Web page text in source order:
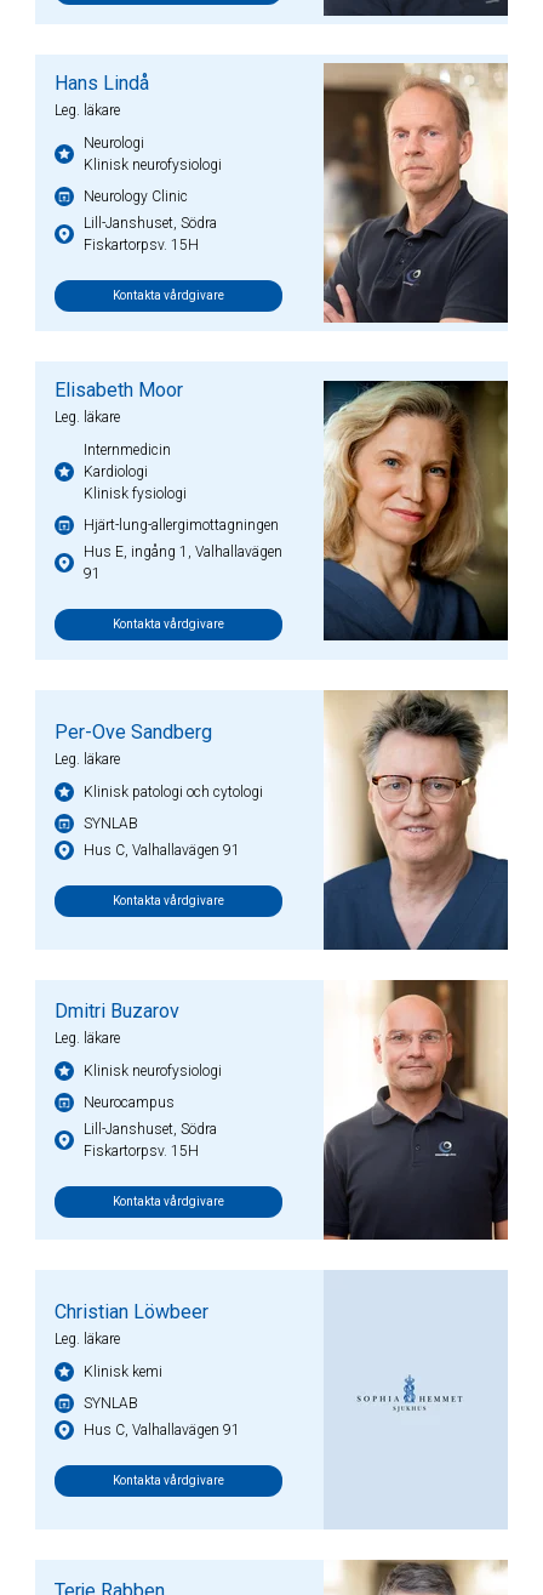
Hans Lindå
Leg. läkare
Neurologi
Klinisk neurofysiologi
Neurology Clinic
Lill-Janshuset, Södra
Fiskartorpsv. 15H
Kontakta vårdgivare
Elisabeth Moor
Leg. läkare
Internmedicin
Kardiologi
Klinisk fysiologi
Hjärt-lung-allergimottagningen
Hus E, ingång 1, Valhallavägen
91
Kontakta vårdgivare
Per-Ove Sandberg
Leg. läkare
Klinisk patologi och cytologi
SYNLAB
Hus C, Valhallavägen 91
Kontakta vårdgivare
Dmitri Buzarov
Leg. läkare
Klinisk neurofysiologi
Neurocampus
Lill-Janshuset, Södra
Fiskartorpsv. 15H
Kontakta vårdgivare
Christian Löwbeer
Leg. läkare
Klinisk kemi
SYNLAB
Hus C, Valhallavägen 91
Kontakta vårdgivare